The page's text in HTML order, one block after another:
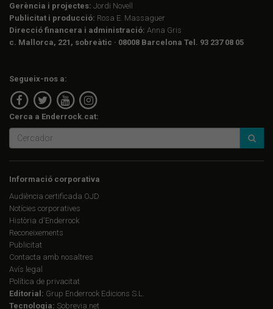
Gerència i projectes: Jordi Novell
Publicitat i producció: Rosa E. Massaguer
Direcció financera i administració: Anna Gris
c. Mallorca, 221, sobreàtic · 08008 Barcelona Tel. 93 237 08 05
Segueix-nos a:
Cerca a Enderrock.cat:
Informació corporativa
Audiència certificada OJD
Notícies corporatives
Història d'Enderrock
Reconeixements
Publicitat
Contacta amb nosaltres
Avís legal
Política de privacitat
Editorial: Grup Enderrock Edicions S.L.
Tecnologia: Sobrevia.net